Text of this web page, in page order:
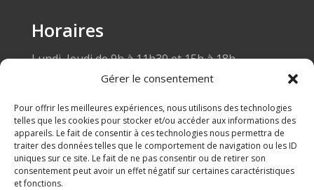
Gérer le consentement
Pour offrir les meilleures expériences, nous utilisons des technologies
telles que les cookies pour stocker et/ou accéder aux informations des
appareils. Le fait de consentir à ces technologies nous permettra de
traiter des données telles que le comportement de navigation ou les ID
uniques sur ce site. Le fait de ne pas consentir ou de retirer son
consentement peut avoir un effet négatif sur certaines caractéristiques
et fonctions.
Horaires
Lundi, Jeudi de 9h à 11h30 et 15h à 18h
Mardi de 9h à 11h30
Vendredi de 9h à 11h30